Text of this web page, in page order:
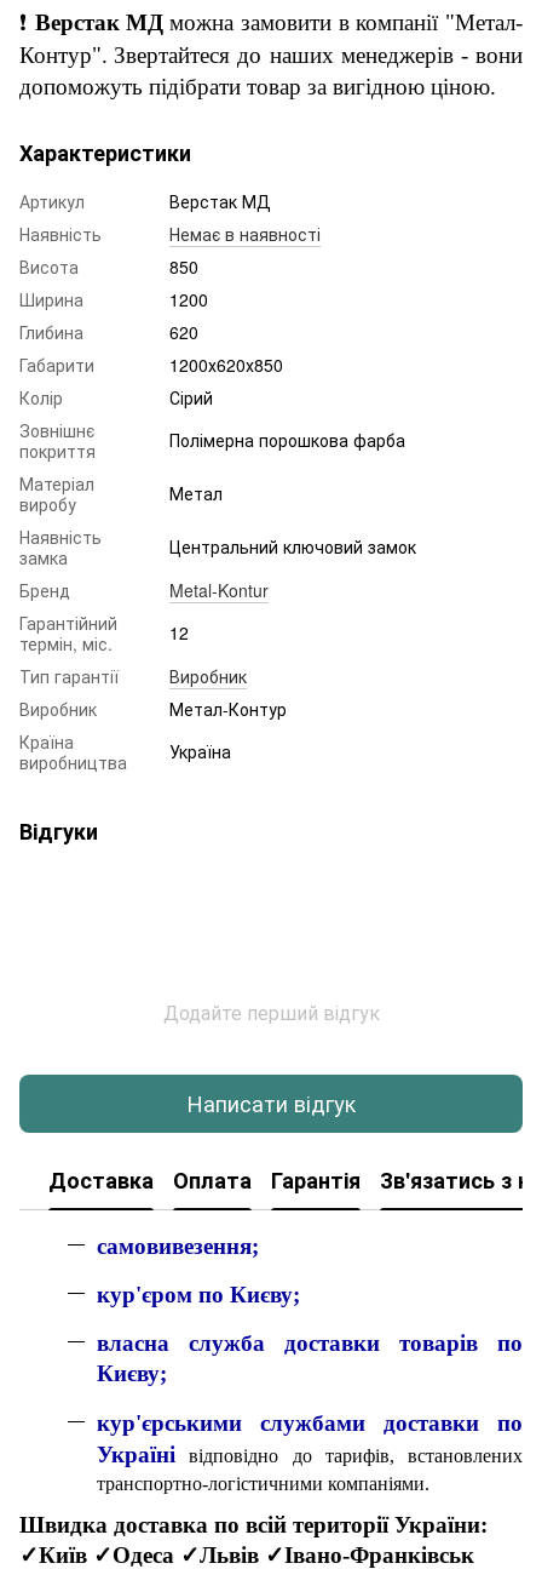
❗ ВерстакМД можна замовити в компанії "Метал-
Контур". Звертайтеся до наших менеджерів - вони
допоможуть підібрати товар за вигідною ціною.
Характеристики
Артикул
Верстак МД
Наявність
Немає в наявності
Висота
850
Ширина
1200
Глибина
620
Габарити
1200х620х850
Колір
Сірий
Зовнішнє
покриття
Полімерна порошкова фарба
Матеріал
виробу
Метал
Наявність
замка
Центральний ключовий замок
Бренд
Metal-Kontur
Гарантійний
термін, міс.
12
Тип гарантії
Виробник
Виробник
Метал-Контур
Країна
виробництва
Україна
Відгуки
Додайте перший відгук
Написати відгук
Доставка Оплата Гарантія Зв'язатись з
самовивезення;
кур'єром по Києву;
власна служба доставки товарів по
Києву;
кур'єрськими службами доставки по
Україні
відповідно до тарифів, встановлених
транспортно-логістичними компаніями.
Швидка доставка по всій території України:
✓Київ ✓Одеса ✓Львів ✓Івано-Франківськ